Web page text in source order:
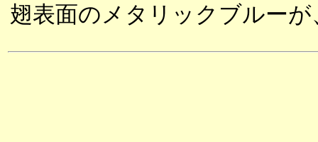
翅表面のメタリックブルー